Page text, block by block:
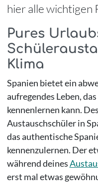
hier alle wichtigen
Pures
Klima
Spanien bietet ein
aufregendes Leben,
kennenlernen kann.
Austauschschüler in
das authentische
kennenzulernen. Der
während deines
erst mal etwas